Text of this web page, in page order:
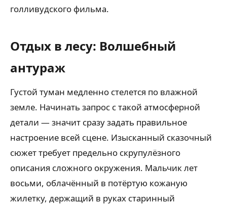
голливудского фильма.
Отдых в лесу: Волшебный
антураж
Густой туман медленно стелется по влажной
земле. Начинать запрос с такой атмосферной
детали — значит сразу задать правильное
настроение всей сцене. Изысканный сказочный
сюжет требует предельно скрупулёзного
описания сложного окружения. Мальчик лет
восьми, облачённый в потёртую кожаную
жилетку, держащий в руках старинный